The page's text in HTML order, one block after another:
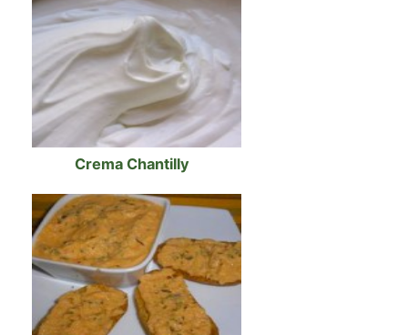
Crema Chantilly